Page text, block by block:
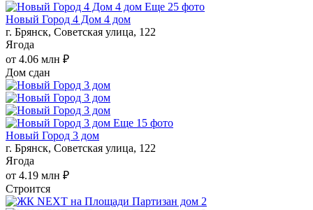
Еще 25 фото
Новый Город 4 Дом 4 дом
г. Брянск, Советская улица, 122
Ягода
от 4.06 млн ₽
Дом сдан
Еще 15 фото
Новый Город 3 дом
г. Брянск, Советская улица, 122
Ягода
от 4.19 млн ₽
Строится